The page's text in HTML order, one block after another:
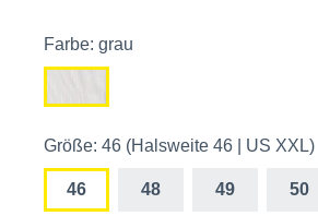
Farbe: grau
Größe: 46 (Halsweite 46 | US XXL)
46 48 49 50